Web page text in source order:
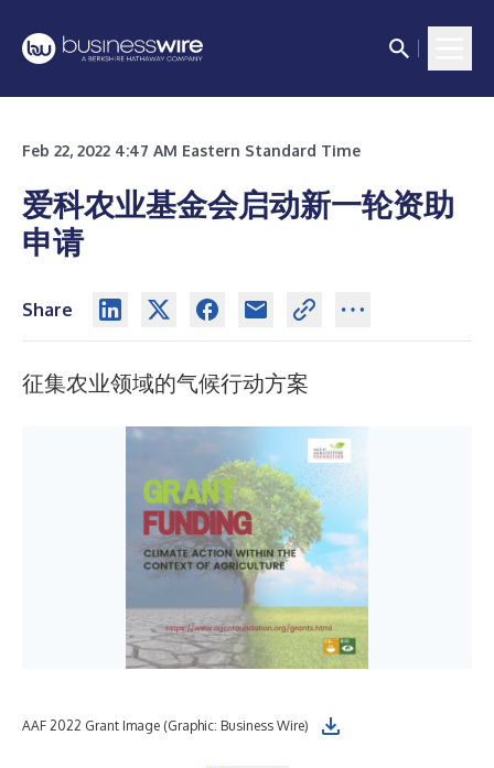
Feb 22, 2022 4:47 AM Eastern Standard Time
爱科农业基金会启动新一轮资助
申请
Share
征集农业领域的气候行动方案
AAF 2022 Grant Image (Graphic: Business Wire)